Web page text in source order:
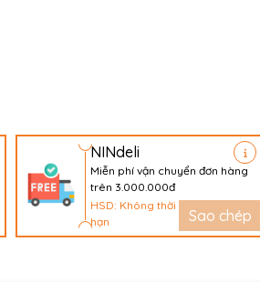
NINdeli
Miễn phí vận chuyển đơn hàng
trên 3.000.000đ
HSD: Không thời
hạn
Sao chép